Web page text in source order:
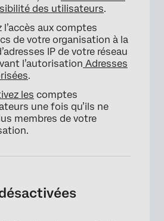
des utilisateurs.
l’accès aux comptes
de votre organisation à la
IP de votre réseau
l’autorisation Adresses
.
les comptes
une fois qu’ils ne
membres de votre